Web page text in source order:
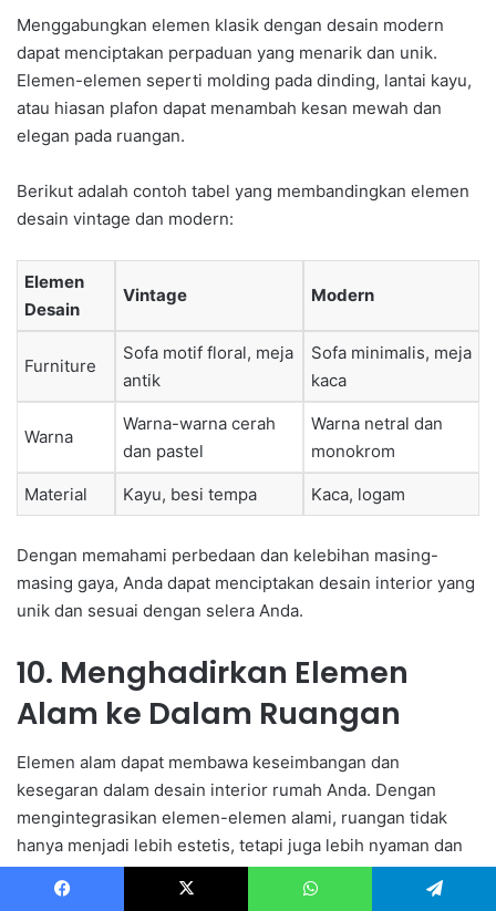
Menggabungkan elemen klasik dengan desain modern
dapat menciptakan perpaduan yang menarik dan unik.
Elemen-elemen seperti molding pada dinding, lantai kayu,
atau hiasan plafon dapat menambah kesan mewah dan
elegan pada ruangan.
Berikut adalah contoh tabel yang membandingkan elemen
desain vintage dan modern:
Elemen
Desain
Vintage Modern
Furniture
Sofa motif floral, meja
antik
Sofa minimalis, meja
kaca
Warna
Warna-warna cerah
dan pastel
Warna netral dan
monokrom
Material Kayu, besi tempa Kaca, logam
Dengan memahami perbedaan dan kelebihan masing-
masing gaya, Anda dapat menciptakan desain interior yang
unik dan sesuai dengan selera Anda.
10. Menghadirkan Elemen
Alam ke Dalam Ruangan
Elemen alam dapat membawa keseimbangan dan
kesegaran dalam desain interior rumah Anda. Dengan
mengintegrasikan elemen-elemen alami, ruangan tidak
hanya menjadi lebih estetis, tetapi juga lebih nyaman dan
menyehatkan.